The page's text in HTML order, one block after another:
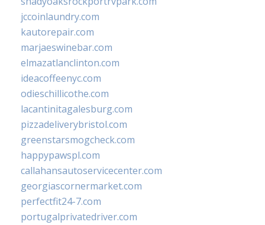
jccoinlaundry.com
kautorepair.com
marjaeswinebar.com
elmazatlanclinton.com
ideacoffeenyc.com
odieschillicothe.com
lacantinitagalesburg.com
pizzadeliverybristol.com
greenstarsmogcheck.com
happypawspl.com
callahansautoservicecenter.com
georgiascornermarket.com
perfectfit24-7.com
portugalprivatedriver.com